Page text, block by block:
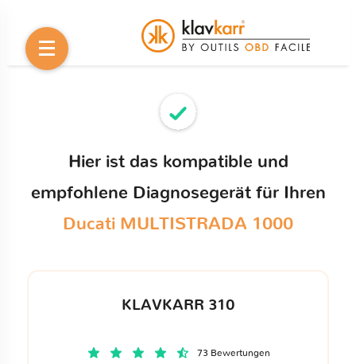
Hier ist das kompatible und
empfohlene Diagnosegerät für Ihren
Ducati MULTISTRADA 1000
KLAVKARR 310
73 Bewertungen